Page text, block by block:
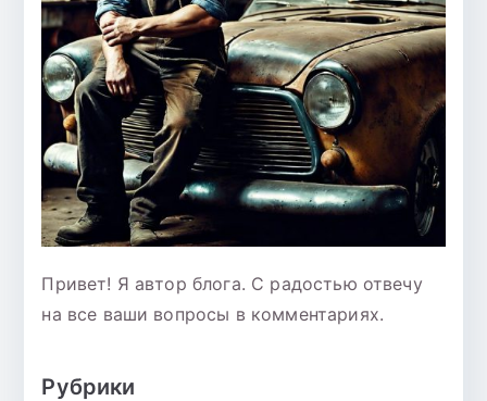
Привет! Я автор блога. С радостью отвечу
на все ваши вопросы в комментариях.
Рубрики